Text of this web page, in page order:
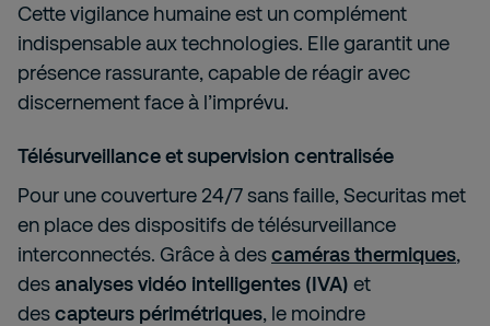
Cette vigilance humaine est un complément
indispensable aux technologies. Elle garantit une
présence rassurante, capable de réagir avec
discernement face à l’imprévu.
Télésurveillance et supervision centralisée
Pour une couverture 24/7 sans faille, Securitas met
en place des dispositifs de télésurveillance
interconnectés. Grâce à descaméras thermiques,
desanalyses vidéo intelligentes (IVA) et
descapteurs périmétriques, le moindre